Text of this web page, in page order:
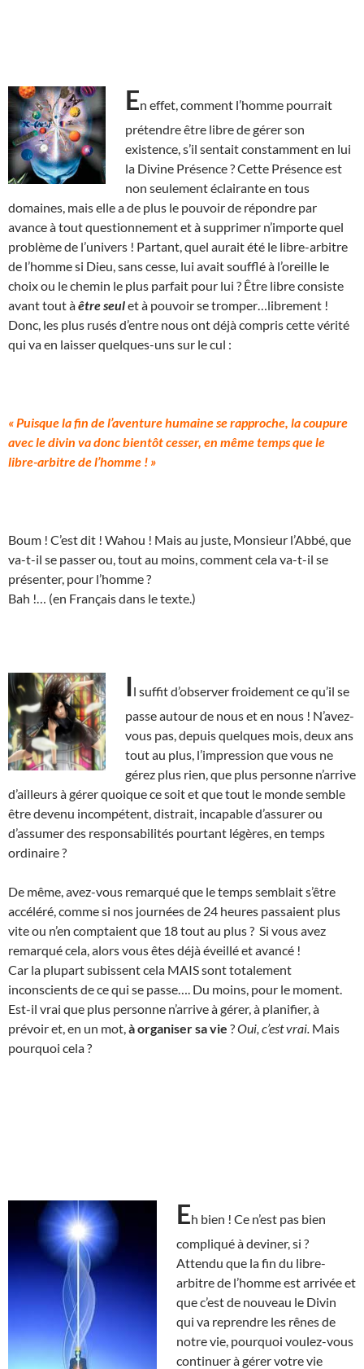
En effet, comment l’homme pourrait
prétendre être libre de gérer son
existence, s’il sentait constamment en lui
la Divine Présence ? Cette Présence est
non seulement éclairante en tous
domaines, mais elle a de plus le pouvoir de répondre par
avance à tout questionnement et à supprimer n’importe quel
problème de l’univers ! Partant, quel aurait été le libre-arbitre
de l’homme si Dieu, sans cesse, lui avait soufflé à l’oreille le
choix ou le chemin le plus parfait pour lui ? Être libre consiste
avant tout àêtre seulet à pouvoir se tromper…librement !
Donc, les plus rusés d’entre nous ont déjà compris cette vérité
qui va en laisser quelques-uns sur le cul :
« Puisque la fin de l’aventure humaine se rapproche, la coupure
avec le divin va donc bientôt cesser, en même temps que le
libre-arbitre de l’homme ! »
Boum ! C’est dit ! Wahou ! Mais au juste, Monsieur l’Abbé, que
va-t-il se passer ou, tout au moins, comment cela va-t-il se
présenter, pour l’homme ?
Bah !… (en Français dans le texte.)
Il suffit d’observer froidement ce qu’il se
passe autour de nous et en nous ! N’avez-
vous pas, depuis quelques mois, deux ans
tout au plus, l’impression que vous ne
gérez plus rien, que plus personne n’arrive
d’ailleurs à gérer quoique ce soit et que tout le monde semble
être devenu incompétent, distrait, incapable d’assurer ou
d’assumer des responsabilités pourtant légères, en temps
ordinaire ?
De même, avez-vous remarqué que le temps semblait s’être
accéléré, comme si nos journées de 24 heures passaient plus
vite ou n’en comptaient que 18 tout au plus ? Si vous avez
remarqué cela, alors vous êtes déjà éveillé et avancé !
Car la plupart subissent cela MAIS sont totalement
inconscients de ce qui se passe…. Du moins, pour le moment.
Est-il vrai que plus personne n’arrive à gérer, à planifier, à
prévoir et, en un mot, à organiser sa vie ?Oui, c’est vrai. Mais
pourquoi cela ?
Eh bien ! Ce n’est pas bien
compliqué à deviner, si ?
Attendu que la fin du libre-
arbitre de l’homme est arrivée et
que c’est de nouveau le Divin
qui va reprendre les rênes de
notre vie, pourquoi voulez-vous
continuer à gérer votre vie